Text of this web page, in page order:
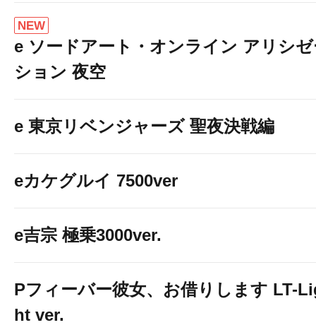
NEW
e ソードアート・オンライン アリシ
ション 夜空
e 東京リベンジャーズ 聖夜決戦編
eカケグルイ 7500ver
e吉宗 極乗3000ver.
Pフィーバー彼女、お借りします LT-
ht ver.